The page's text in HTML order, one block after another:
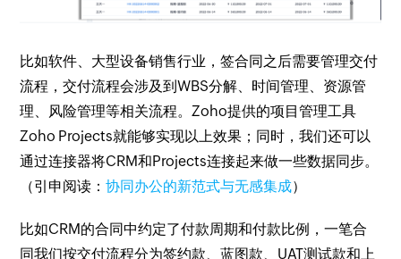
比如软件、大型设备销售行业，签合同之后需要管理交付
流程，交付流程会涉及到WBS分解、时间管理、资源管
理、风险管理等相关流程。Zoho提供的项目管理工具
Zoho Projects就能够实现以上效果；同时，我们还可以
通过连接器将CRM和Projects连接起来做一些数据同步。
（引申阅读：协同办公的新范式与无感集成）
比如CRM的合同中约定了付款周期和付款比例，一笔合
同我们按交付流程分为签约款、蓝图款、UAT测试款和上